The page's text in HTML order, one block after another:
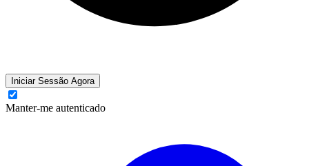
Iniciar Sessão Agora
Manter-me autenticado